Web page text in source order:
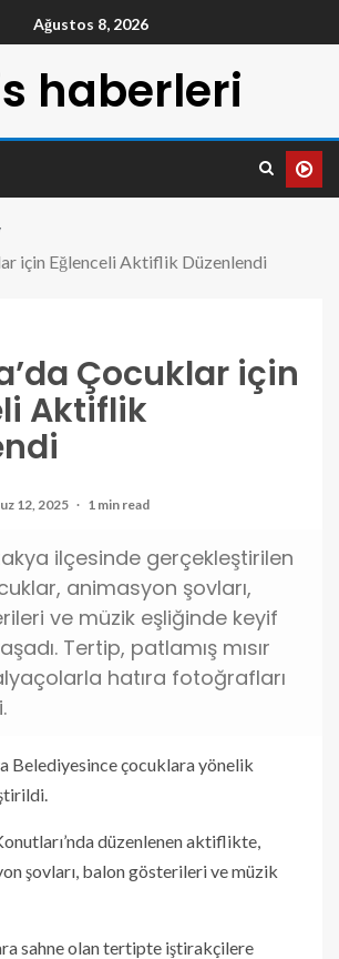
Ağustos 8, 2026
haberleri
için Eğlenceli Aktiflik Düzenlendi
Çocuklar için
Aktiflik
12, 2025 1 min read
ilçesinde gerçekleştirilen
animasyon şovları,
ve müzik eşliğinde keyif
Tertip, patlamış mısır
hatıra fotoğrafları
Belediyesince çocuklara yönelik
düzenlenen aktiflikte,
şovları, balon gösterileri ve müzik
sahne olan tertipte iştirakçilere